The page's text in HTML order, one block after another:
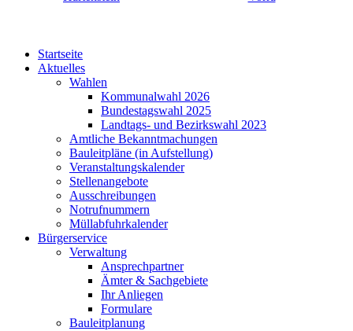
Startseite
Aktuelles
Wahlen
Kommunalwahl 2026
Bundestagswahl 2025
Landtags- und Bezirkswahl 2023
Amtliche Bekanntmachungen
Bauleitpläne (in Aufstellung)
Veranstaltungskalender
Stellenangebote
Ausschreibungen
Notrufnummern
Müllabfuhrkalender
Bürgerservice
Verwaltung
Ansprechpartner
Ämter & Sachgebiete
Ihr Anliegen
Formulare
Bauleitplanung